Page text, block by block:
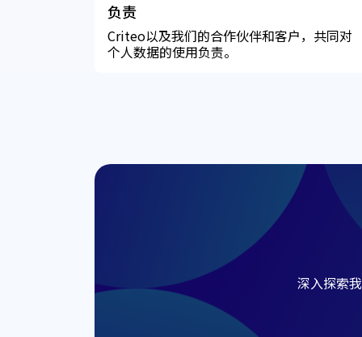
负责
Criteo以及我们的合作伙伴和客户，共同对
个人数据的使用负责。
深入探索